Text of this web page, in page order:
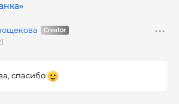
спасибо.